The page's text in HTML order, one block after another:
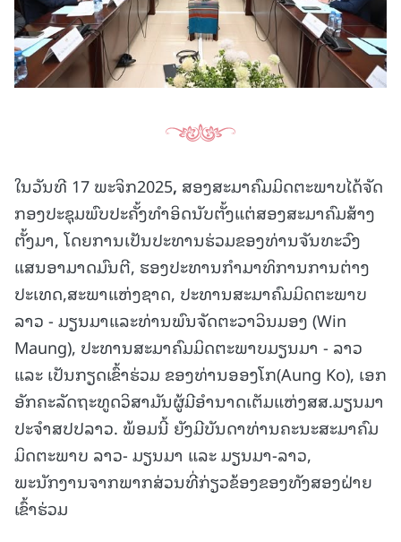
ໃນວັນທີ 17 ພະຈິກ2025, ສອງສະມາຄົມມິດຕະພາບໄດ້ຈັດ
ກອງປະຊຸມພົບປະຄັ້ງທຳອິດນັບຕັ້ງແຕ່ສອງສະມາຄົມສ້າງ
ຕັ້ງມາ, ໂດຍການເປັນປະທານຮ່ວມຂອງທ່ານຈັນທະວົງ
ແສນອາມາດມົນຕີ, ຮອງປະທານກຳມາທິການການຕ່າງ
ປະເທດ,ສະພາແຫ່ງຊາດ, ປະທານສະມາຄົມມິດຕະພາບ
ລາວ - ມຽນມາແລະທ່ານພົນຈັດຕະວາວິນມອງ (Win
Maung), ປະທານສະມາຄົມມິດຕະພາບມຽນມາ - ລາວ
ແລະ ເປັນກຽດເຂົ້າຮ່ວມ ຂອງທ່ານອອງໂກ(Aung Ko), ເອກ
ອັກຄະລັດຖະທູດວິສາມັນຜູ້ມີອໍານາດເຕັມແຫ່ງສສ.ມຽນມາ
ປະຈຳສປປລາວ. ພ້ອມນີ້ ຍັງມີບັນດາທ່ານຄະນະສະມາຄົມ
ມິດຕະພາບ ລາວ- ມຽນມາ ແລະ ມຽນມາ-ລາວ,
ພະນັກງານຈາກພາກສ່ວນທີ່ກ່ຽວຂ້ອງຂອງທັງສອງຝ່າຍ
ເຂົ້າຮ່ວມ